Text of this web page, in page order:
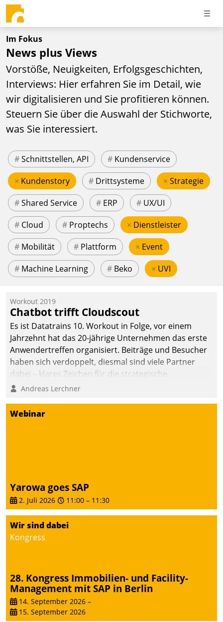
Im Fokus
News plus Views
Vorstöße, Neuigkeiten, Erfolgsgeschichten,
Interviews: Hier erfahren Sie im Detail, wie
wir digitalisieren und Sie profitieren können.
Steuern Sie über die Auswahl der Stichworte,
was Sie interessiert.
#Schnittstellen, API # Kundenservice
× Kundenstory # Drittsysteme × Strategie
#Shared Service # ERP # UX/UI
# Cloud # Proptechs × Dienstleister
# Mobilität # Plattform × Event
# Machine Learning # Beko × UVI
Workout 2019
Chatbot trifft Cloudscout
Es ist Datatrains 10. Workout in Folge, vor einem
Jahrzehnt hat das 20-jährige Unternehmen das erste
Anwendertreffen organisiert. Beiträge und Besucher
haben sich verdoppelt, diesmal sind viele Partner
dabei – klares Zeichen für die strategische
Fokussierung auf den Kunden.
Andreas Lerchner
Webinar
Yarowa goes SAP
2. Juli 2026 11:00 – 11:30
Wir sind dabei
Kongress
28. Kongress Immobilien- und Facility-
Management mit SAP in Berlin
14. September 2026 –
15. September 2026